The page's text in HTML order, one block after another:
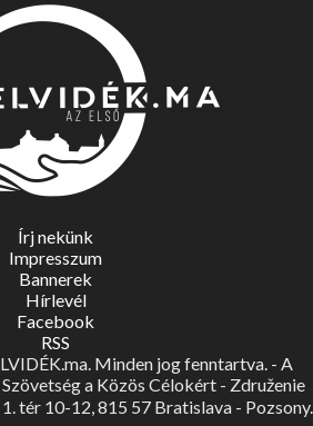
Írj nekünk
Impresszum
Bannerek
Hírlevél
Facebook
RSS
Minden jog fenntartva. - A
a Közös Célokért - Združenie
tér 10-12, 815 57 Bratislava - Pozsony.